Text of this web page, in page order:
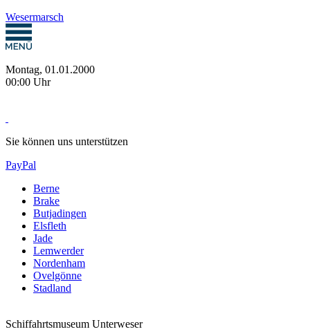
Wesermarsch
Montag, 01.01.2000
00:00 Uhr
Sie können uns unterstützen
PayPal
Berne
Brake
Butjadingen
Elsfleth
Jade
Lemwerder
Nordenham
Ovelgönne
Stadland
Schiffahrtsmuseum Unterweser